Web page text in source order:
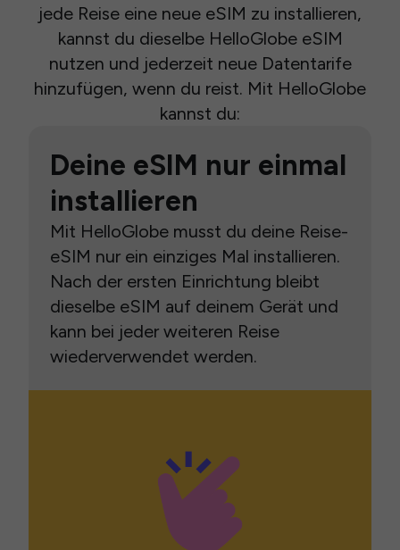
jede Reise eine neue eSIM zu installieren,
kannst du dieselbe HelloGlobe eSIM
nutzen und jederzeit neue Datentarife
hinzufügen, wenn du reist. Mit HelloGlobe
kannst du:
Deine eSIM nur einmal
installieren
Mit HelloGlobe musst du deine Reise-
eSIM nur ein einziges Mal installieren.
Nach der ersten Einrichtung bleibt
dieselbe eSIM auf deinem Gerät und
kann bei jeder weiteren Reise
wiederverwendet werden.